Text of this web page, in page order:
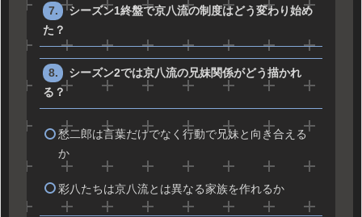
シーズン1終盤で京八流の制度はどう変わり始め
た？
シーズン2では京八流の兄妹関係がどう描かれ
る？
愁二郎は言葉だけでなく行動で兄妹と向き合える
か
彩八たちは京八流とは異なる家族を作れるか